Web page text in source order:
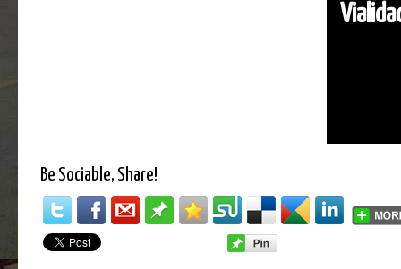
Be Sociable, Share!